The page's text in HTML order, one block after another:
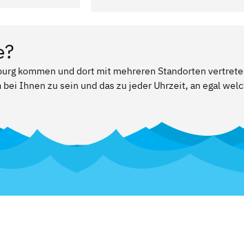
kommen und dort mit mehreren Standorten
Ihnen zu sein und das zu jeder Uhrzeit, an egal